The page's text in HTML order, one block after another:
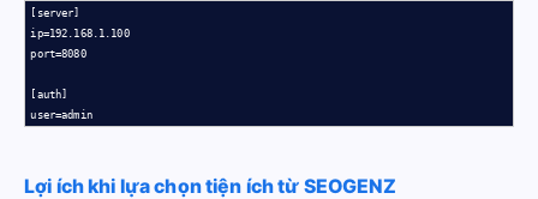
[server]
ip=192.168.1.100
port=8080
[auth]
user=admin
Lợi ích khi lựa chọn tiện ích từ SEOGENZ